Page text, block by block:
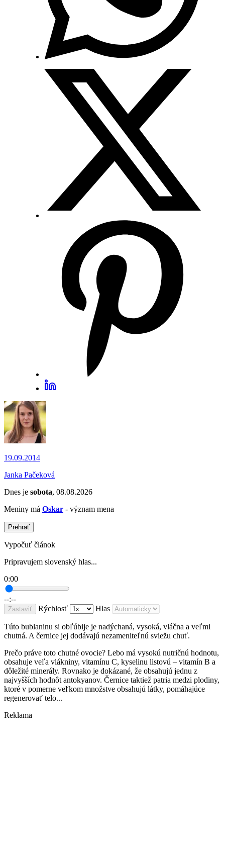
19.09.2014
Janka Pačeková
Dnes je sobota, 08.08.2026
Meniny má Oskar - význam mena
Prehrať
Vypočuť článok
Pripravujem slovenský hlas...
0:00
--:--
Zastaviť Rýchlosť Hlas
Túto bublaninu si obľúbije je nadýchaná, vysoká, vláčna a veľmi
chutná. A černice jej dodávajú nezameniteľnú sviežu chuť.
Prečo práve toto chutné ovocie? Lebo má vysokú nutričnú hodnotu,
obsahuje veľa vlákniny, vitamínu C, kyselinu listovú – vitamín B a
dôležité minerály. Rovnako je dokázané, že obsahujú jednu z
najvyšších hodnôt antokyanov. Černice taktiež patria medzi plodiny,
ktoré v pomerne veľkom množstve obsahujú látky, pomáhajúce
regenerovať telo...
Reklama